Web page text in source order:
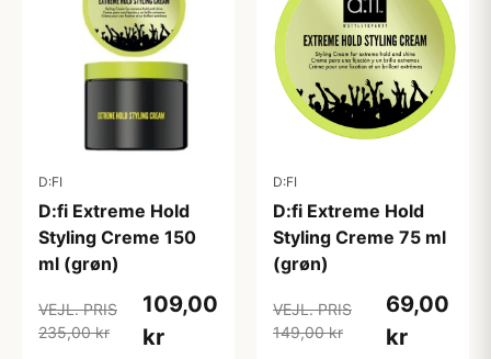
D:FI
D:fi Extreme Hold
Styling Creme 150
ml (grøn)
VEJL. PRIS
235,00 kr
109,00
kr
D:FI
D:fi Extreme Hold
Styling Creme 75 ml
(grøn)
VEJL. PRIS
149,00 kr
69,00
kr